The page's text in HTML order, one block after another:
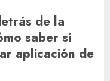
de la
saber si
aplicación de